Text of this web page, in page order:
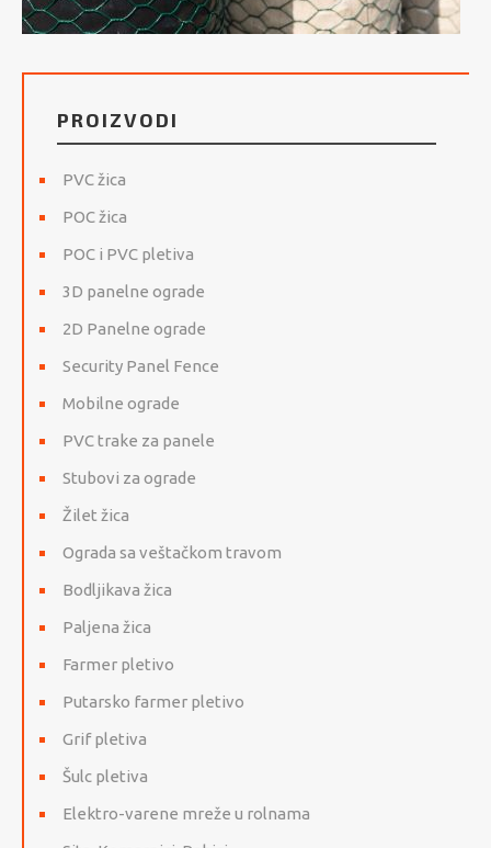
PROIZVODI
PVC žica
POC žica
POC i PVC pletiva
3D panelne ograde
2D Panelne ograde
Security Panel Fence
Mobilne ograde
PVC trake za panele
Stubovi za ograde
Žilet žica
Ograda sa veštačkom travom
Bodljikava žica
Paljena žica
Farmer pletivo
Putarsko farmer pletivo
Grif pletiva
Šulc pletiva
Elektro-varene mreže u rolnama